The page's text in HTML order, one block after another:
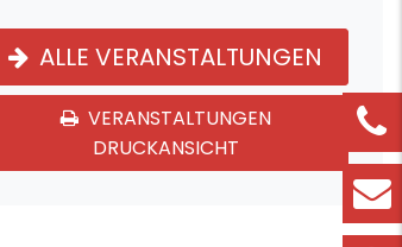
ALLE VERANSTALTUNGEN
VERANSTALTUNGEN
DRUCKANSICHT